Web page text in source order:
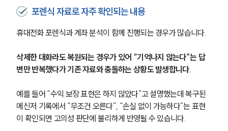
포렌식 자료로 자주 확인되는 내용
휴대전화 포렌식과 계좌 분석이 함께 진행되는 경우가 많습니다.
삭제한 대화라도 복원되는 경우가 있어 “기억나지 않는다”는 답
변만 반복했다가 기존 자료와 충돌하는 상황도 발생합니다.
예를 들어 “수익 보장 표현은 하지 않았다”고 설명했는데 복구된
메신저 기록에서 “무조건 오른다”, “손실 없이 가능하다”는 표현
이 확인되면 고의성 판단에 불리하게 반영될 수 있습니다.